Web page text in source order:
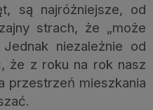
są najróżniejsze, od
strach, że „może
niezależnie od
że z roku na rok nasz
przestrzeń mieszkania